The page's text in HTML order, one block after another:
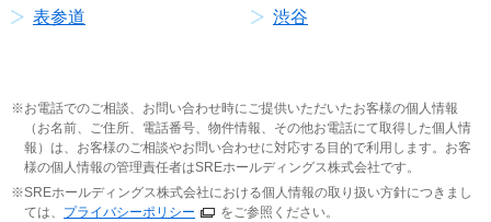
表参道 渋谷
お電話でのご相談、お問い合わせ時にご提供いただいたお客様の個人情報
（お名前、ご住所、電話番号、物件情報、その他お電話にて取得した個人情
報）は、お客様のご相談やお問い合わせに対応する目的で利用します。お客
様の個人情報の管理責任者はSREホールディングス株式会社です。
SREホールディングス株式会社における個人情報の取り扱い方針につきまし
ては、 プライバシーポリシー
をご参照ください。